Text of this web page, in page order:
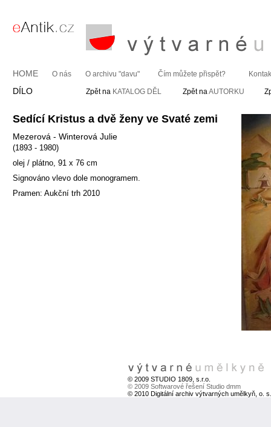
HOME O nás O archivu "davu" Čím můžete přispět?
DÍLO Zpět na KATALOG DĚL Zpět naAUTORKU
Sedící Kristus a dvě ženy ve Svaté zemi
Mezerová - Winterová Julie
(1893 - 1980)
olej / plátno, 91 x 76 cm
Signováno vlevo dole monogramem.
Pramen: Aukční trh 2010
© 2009 STUDIO 1809, s.r.o.
© 2009 Softwarové řešení Studio dmm
© 2010 Digitální archiv výtvarných umělkyň, o. s.